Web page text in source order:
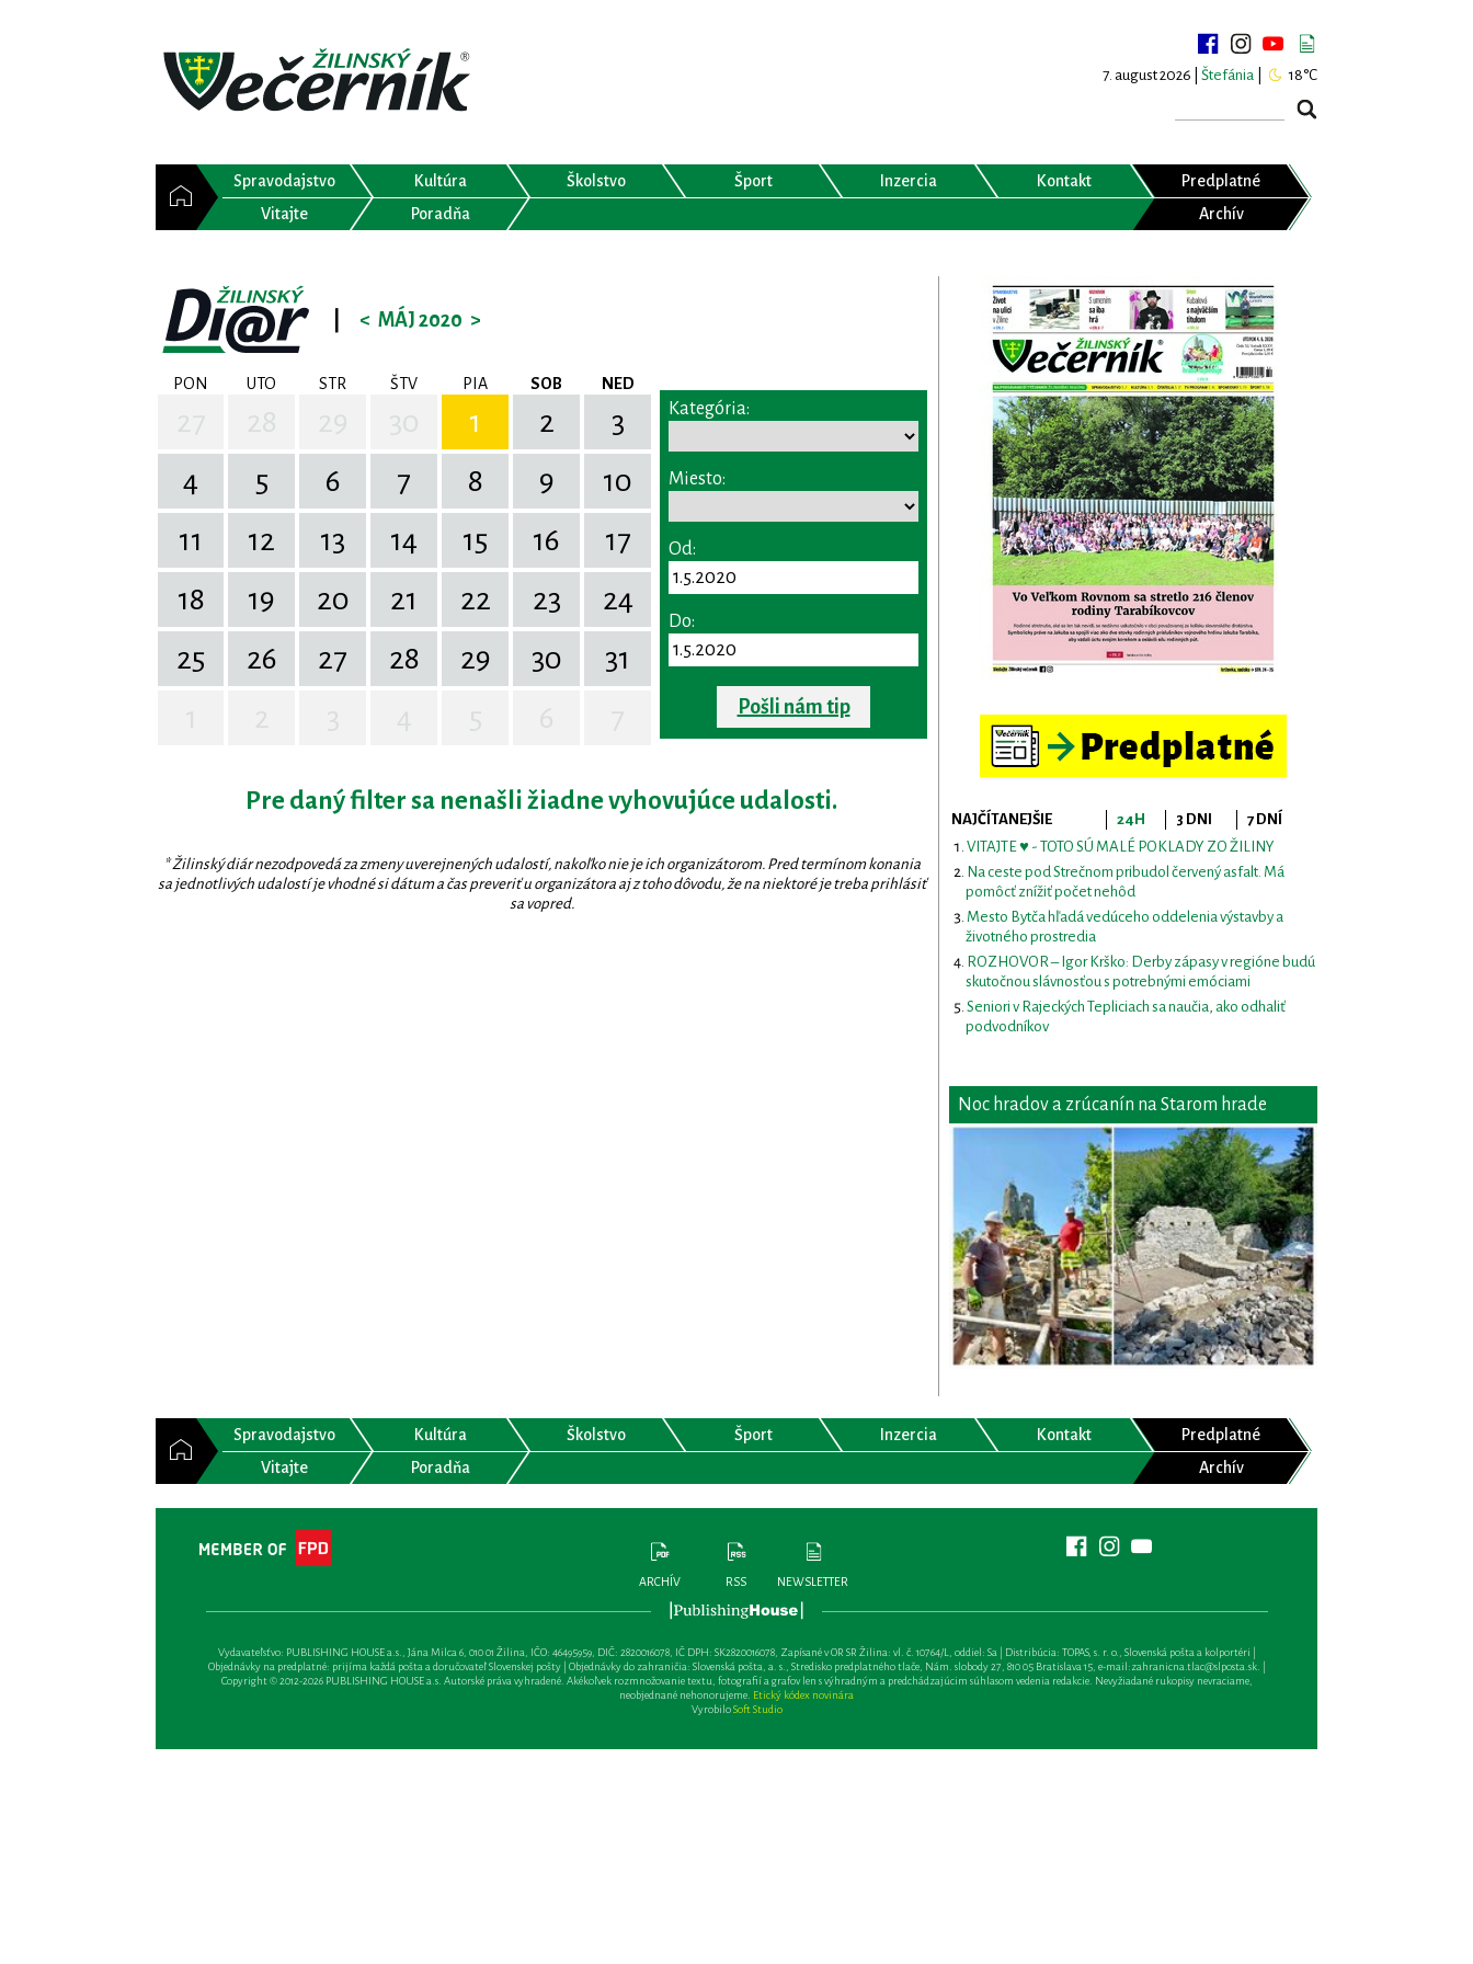
7. august 2026 | Štefánia 18°C
Spravodajstvo Kultúra Školstvo Šport Inzercia Kontakt
Predplatné
Vitajte
Poradňa Archív
< MÁJ 2020 >
PON UTO STR ŠTV PIA SOB NED
1 2
3
4
5 6 7 8 9
10
11
12 13 14 15 16
17
18
19 20 21 22 23
24
25
26 27 28 29 30
31
Kategória:
Miesto:
Od:
Do:
Pošli nám tip
Pre daný filter sa nenašli žiadne vyhovujúce udalosti.
* Žilinský diár nezodpovedá za zmeny uverejnených udalostí, nakoľko nie je ich organizátorom. Pred termínom konania
sa jednotlivých udalostí je vhodné si dátum a čas preveriť u organizátora aj z toho dôvodu, že na niektoré je treba prihlásiť
sa vopred.
NAJČÍTANEJŠIE 24H 3 DNI
7 DNÍ
VITAJTE ♥ - TOTO SÚ MALÉ POKLADY ZO ŽILINY
Na ceste pod Strečnom pribudol červený asfalt. Má
pomôcť znížiť počet nehôd
Mesto Bytča hľadá vedúceho oddelenia výstavby a
životného prostredia
ROZHOVOR – Igor Krško: Derby zápasy v regióne budú
skutočnou slávnosťou s potrebnými emóciami
Seniori v Rajeckých Tepliciach sa naučia, ako odhaliť
podvodníkov
Noc hradov a zrúcanín na Starom hrade
Spravodajstvo Kultúra Školstvo Šport Inzercia Kontakt
Predplatné
Vitajte
Poradňa Archív
ARCHÍV RSS NEWSLETTER
Vydavateľsťvo: PUBLISHING HOUSE a.s., Jána Milca 6, 010 01 Žilina, IČO: 46495959, DIČ: 2820016078, IČ DPH: SK2820016078, Zapísané v OR SR Žilina: vl. č. 10764/L, oddiel: Sa | Distribúcia: TOPAS, s. r. o., Slovenská pošta a kolportéri |
Objednávky na predplatné: prijíma každá pošta a doručovateľ Slovenskej pošty | Objednávky do zahraničia: Slovenská pošta, a. s., Stredisko predplatného tlače, Nám. slobody 27, 810 05 Bratislava 15, e-mail:zahranicna.tlac@slposta.sk. |
Copyright © 2012-2026 PUBLISHING HOUSE a.s. Autorské práva vyhradené. Akékoľvek rozmnožovanie textu, fotografií a grafov len s výhradným a predchádzajúcim súhlasom vedenia redakcie. Nevyžiadané rukopisy nevraciame,
neobjednané nehonorujeme. Etický kódex novinára
VyrobiloSoft Studio